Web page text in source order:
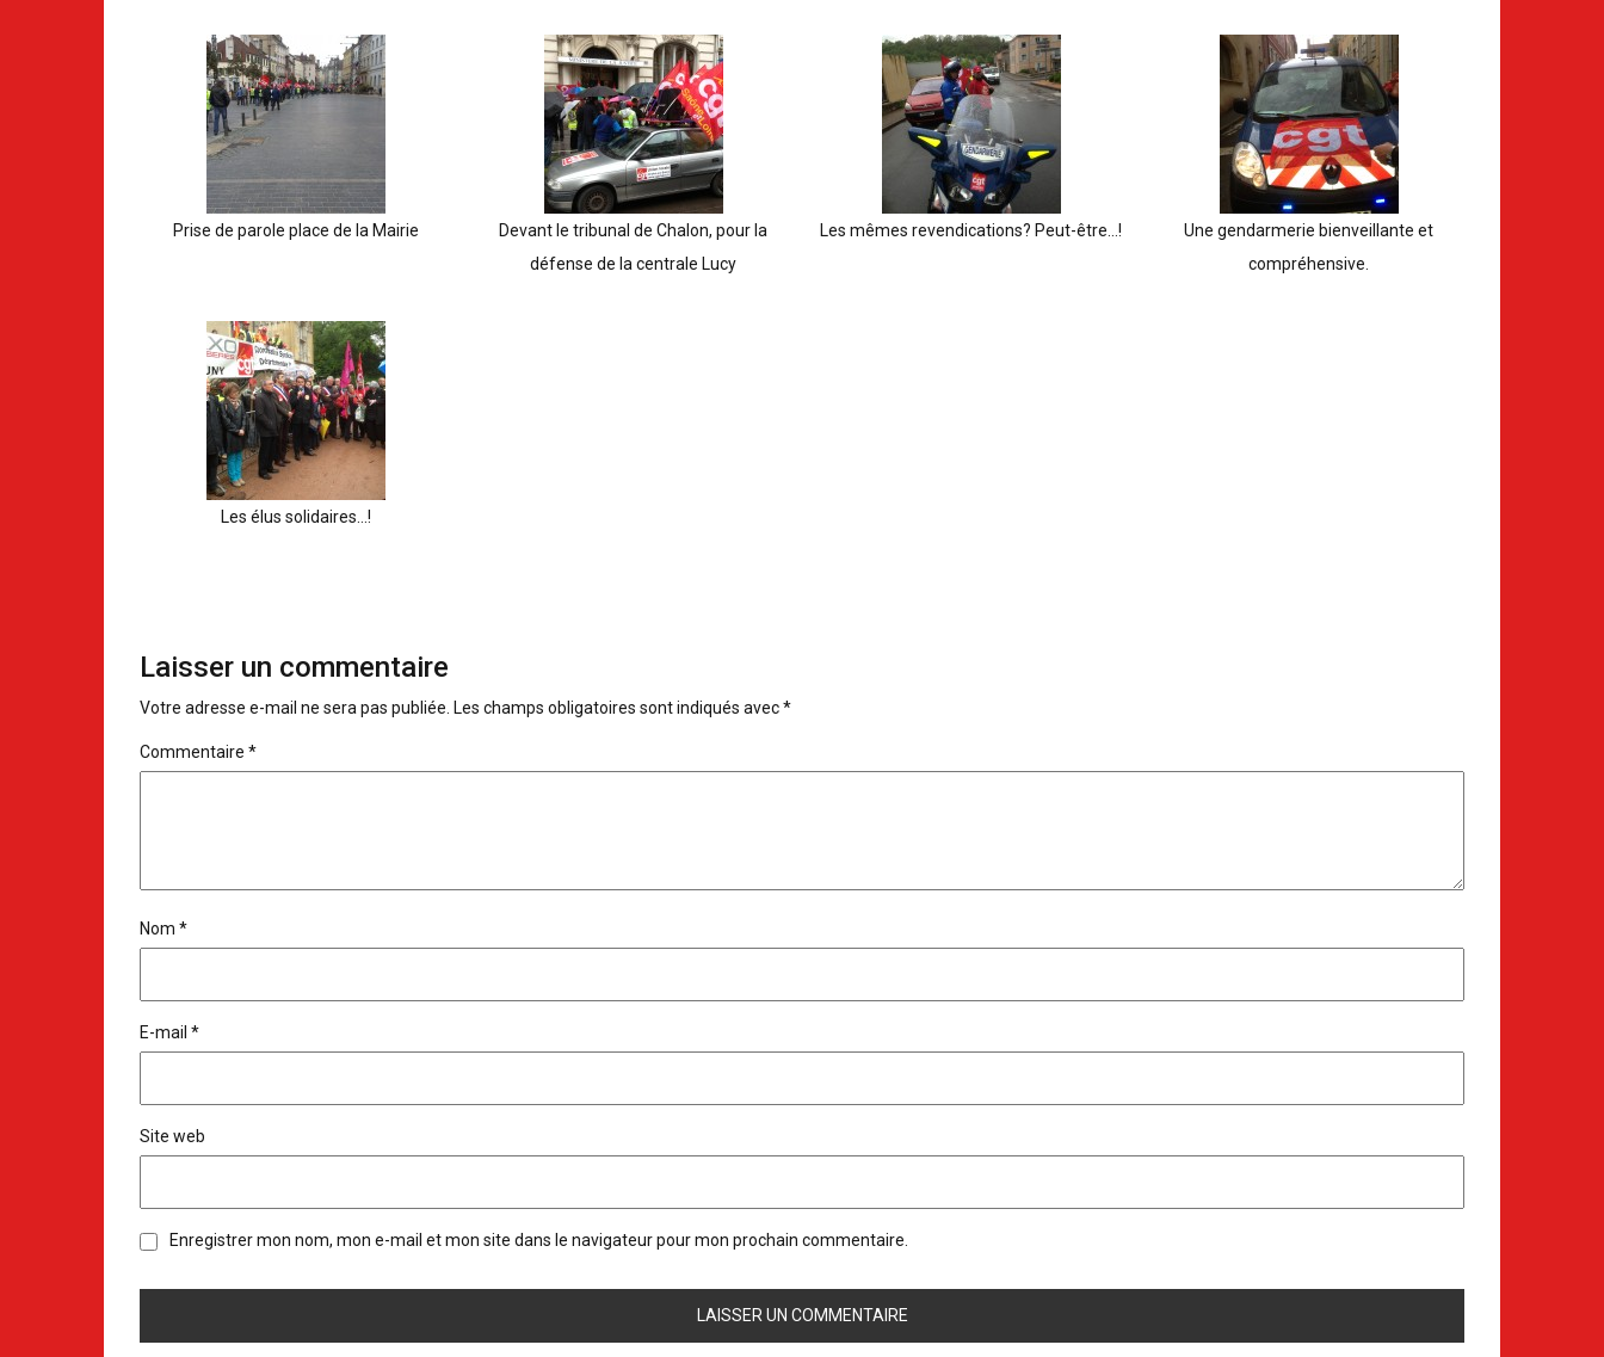
Prise de parole place de la Mairie
Devant le tribunal de Chalon, pour la
défense de la centrale Lucy
Les mêmes revendications? Peut-être…!
Une gendarmerie bienveillante et
compréhensive.
Les élus solidaires…!
Laisser un commentaire
Votre adresse e-mail ne sera pas publiée. Les champs obligatoires sont indiqués avec*
Commentaire *
Nom *
E-mail *
Site web
Enregistrer mon nom, mon e-mail et mon site dans le navigateur pour mon prochain commentaire.